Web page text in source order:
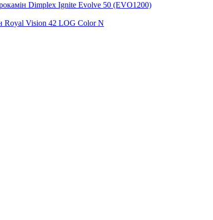
Dimplex Ignite Evolve 50 (EVO1200)
Royal Vision 42 LOG Color N